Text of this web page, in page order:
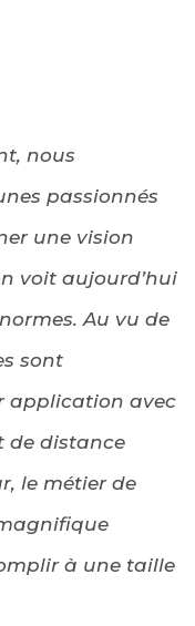
nous
passionnés
une vision
voit aujourd’hui
Au vu de
sont
application avec
de distance
le métier de
à une taille